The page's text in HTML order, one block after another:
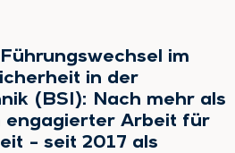
im
in der
(BSI): Nach mehr als
engagierter Arbeit für
– seit 2017 als